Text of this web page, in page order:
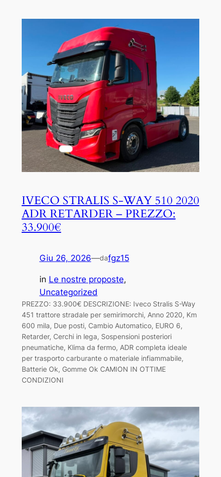
IVECO STRALIS S-WAY 510 2020
ADR RETARDER – PREZZO:
33.900€
Giu 26, 2026—dafgz15
in Le nostre proposte
Uncategorized
PREZZO: 33.900€ DESCRIZIONE: Iveco Stralis S-Way
451 trattore stradale per semirimorchi, Anno 2020, Km
600 mila, Due posti, Cambio Automatico, EURO 6,
Retarder, Cerchi in lega, Sospensioni posteriori
pneumatiche, Klima da fermo, ADR completa ideale
per trasporto carburante o materiale infiammabile,
Batterie Ok, Gomme Ok CAMION IN OTTIME
CONDIZIONI